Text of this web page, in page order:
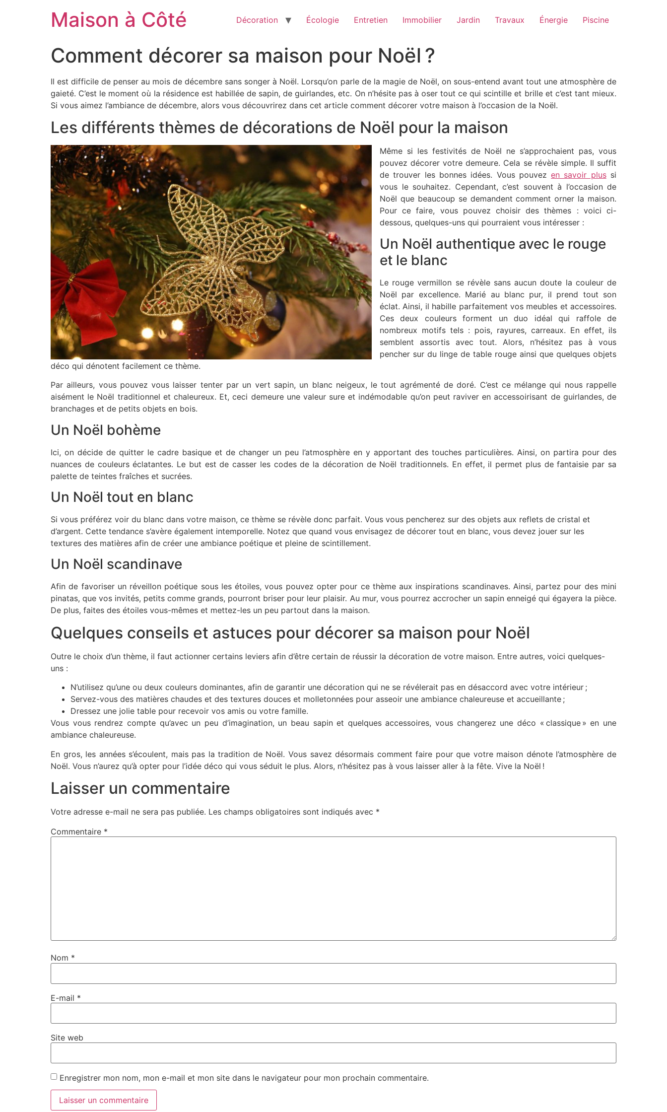
Maison à Côté Décoration Écologie Entretien Immobilier Jardin Travaux Énergie Piscine
Comment décorer sa maison pour Noël ?
Il est difficile de penser au mois de décembre sans songer à Noël. Lorsqu’on parle de la magie de Noël, on sous-entend avant tout une atmosphère de
gaieté. C’est le moment où la résidence est habillée de sapin, de guirlandes, etc. On n’hésite pas à oser tout ce qui scintille et brille et c’est tant mieux.
Si vous aimez l’ambiance de décembre, alors vous découvrirez dans cet article comment décorer votre maison à l’occasion de la Noël.
Les différents thèmes de décorations de Noël pour la maison
Même si les festivités de Noël ne s’approchaient pas, vous
pouvez décorer votre demeure. Cela se révèle simple. Il suffit
de trouver les bonnes idées. Vous pouvezen savoir plussi
vous le souhaitez. Cependant, c’est souvent à l’occasion de
Noël que beaucoup se demandent comment orner la maison.
Pour ce faire, vous pouvez choisir des thèmes : voici ci-
dessous, quelques-uns qui pourraient vous intéresser :
Un Noël authentique avec le rouge
et le blanc
Le rouge vermillon se révèle sans aucun doute la couleur de
Noël par excellence. Marié au blanc pur, il prend tout son
éclat. Ainsi, il habille parfaitement vos meubles et accessoires.
Ces deux couleurs forment un duo idéal qui raffole de
nombreux motifs tels : pois, rayures, carreaux. En effet, ils
semblent assortis avec tout. Alors, n’hésitez pas à vous
pencher sur du linge de table rouge ainsi que quelques objets
déco qui dénotent facilement ce thème.
Par ailleurs, vous pouvez vous laisser tenter par un vert sapin, un blanc neigeux, le tout agrémenté de doré. C’est ce mélange qui nous rappelle
aisément le Noël traditionnel et chaleureux. Et, ceci demeure une valeur sure et indémodable qu’on peut raviver en accessoirisant de guirlandes, de
branchages et de petits objets en bois.
Un Noël bohème
Ici, on décide de quitter le cadre basique et de changer un peu l’atmosphère en y apportant des touches particulières. Ainsi, on partira pour des
nuances de couleurs éclatantes. Le but est de casser les codes de la décoration de Noël traditionnels. En effet, il permet plus de fantaisie par sa
palette de teintes fraîches et sucrées.
Un Noël tout en blanc
Si vous préférez voir du blanc dans votre maison, ce thème se révèle donc parfait. Vous vous pencherez sur des objets aux reflets de cristal et
d’argent. Cette tendance s’avère également intemporelle. Notez que quand vous envisagez de décorer tout en blanc, vous devez jouer sur les
textures des matières afin de créer une ambiance poétique et pleine de scintillement.
Un Noël scandinave
Afin de favoriser un réveillon poétique sous les étoiles, vous pouvez opter pour ce thème aux inspirations scandinaves. Ainsi, partez pour des mini
pinatas, que vos invités, petits comme grands, pourront briser pour leur plaisir. Au mur, vous pourrez accrocher un sapin enneigé qui égayera la pièce.
De plus, faites des étoiles vous-mêmes et mettez-les un peu partout dans la maison.
Quelques conseils et astuces pour décorer sa maison pour Noël
Outre le choix d’un thème, il faut actionner certains leviers afin d’être certain de réussir la décoration de votre maison. Entre autres, voici quelques-
uns :
N’utilisez qu’une ou deux couleurs dominantes, afin de garantir une décoration qui ne se révélerait pas en désaccord avec votre intérieur ;
Servez-vous des matières chaudes et des textures douces et molletonnées pour asseoir une ambiance chaleureuse et accueillante ;
Dressez une jolie table pour recevoir vos amis ou votre famille.
Vous vous rendrez compte qu’avec un peu d’imagination, un beau sapin et quelques accessoires, vous changerez une déco « classique » en une
ambiance chaleureuse.
En gros, les années s’écoulent, mais pas la tradition de Noël. Vous savez désormais comment faire pour que votre maison dénote l’atmosphère de
Noël. Vous n’aurez qu’à opter pour l’idée déco qui vous séduit le plus. Alors, n’hésitez pas à vous laisser aller à la fête. Vive la Noël !
Laisser un commentaire
Votre adresse e-mail ne sera pas publiée. Les champs obligatoires sont indiqués avec *
Commentaire *
Nom *
E-mail *
Site web
Enregistrer mon nom, mon e-mail et mon site dans le navigateur pour mon prochain commentaire.